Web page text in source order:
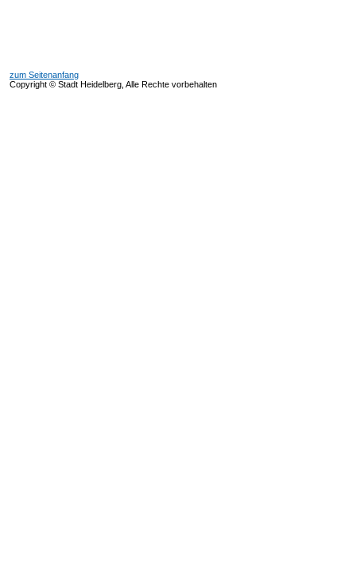
zum Seitenanfang
Copyright © Stadt Heidelberg, Alle Rechte vorbehalten